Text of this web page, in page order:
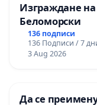
Изграждане
Беломорски
136 подписи
136 Подписи / 7
3 Aug 2026
Да се